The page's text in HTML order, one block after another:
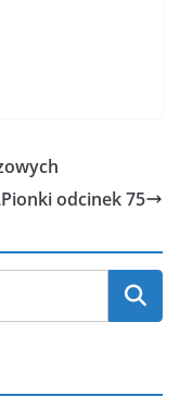
odcinek 75